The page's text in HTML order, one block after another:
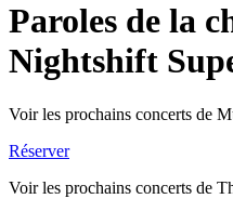
Paroles de la
Nightshift
Voir les prochains concerts de
Réserver
Voir les prochains concerts de